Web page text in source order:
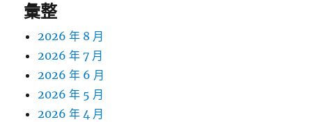
彙整
2026 年 8 月
2026 年 7 月
2026 年 6 月
2026 年 5 月
2026 年 4 月